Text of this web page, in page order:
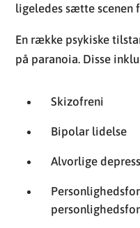
ligeledes sætte scenen
En række psykiske
på paranoia. Disse
Skizofreni
Bipolar lidelse
Alvorlige